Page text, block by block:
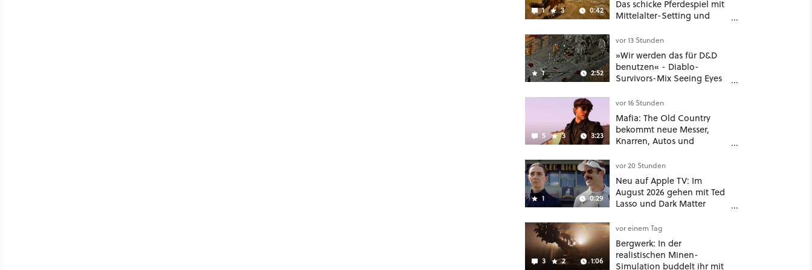
1 3 0:42
Das schicke Pferdespiel mit
Mittelalter-Setting und
noch größer und
gefährlicher
1 2:52
vor 13 Stunden
»Wir werden das für D&D
benutzen« - Diablo-
Survivors-Mix Seeing Eyes
nützliches Map-Tool
5 3 3:23
vor 16 Stunden
Mafia: The Old Country
bekommt neue Messer,
Knarren, Autos und
hat mehr dabei als nur
Story
1 0:29
vor 20 Stunden
Neu auf Apple TV: Im
August 2026 gehen mit Ted
Lasso und Dark Matter
Highlights weiter
3 2 1:06
vor einem Tag
Bergwerk: In der
realistischen Minen-
Simulation buddelt ihr mit